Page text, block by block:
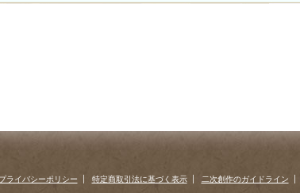
ライバシーポリシー 特定商取引法に基づく表示 二次創作のガイドライン